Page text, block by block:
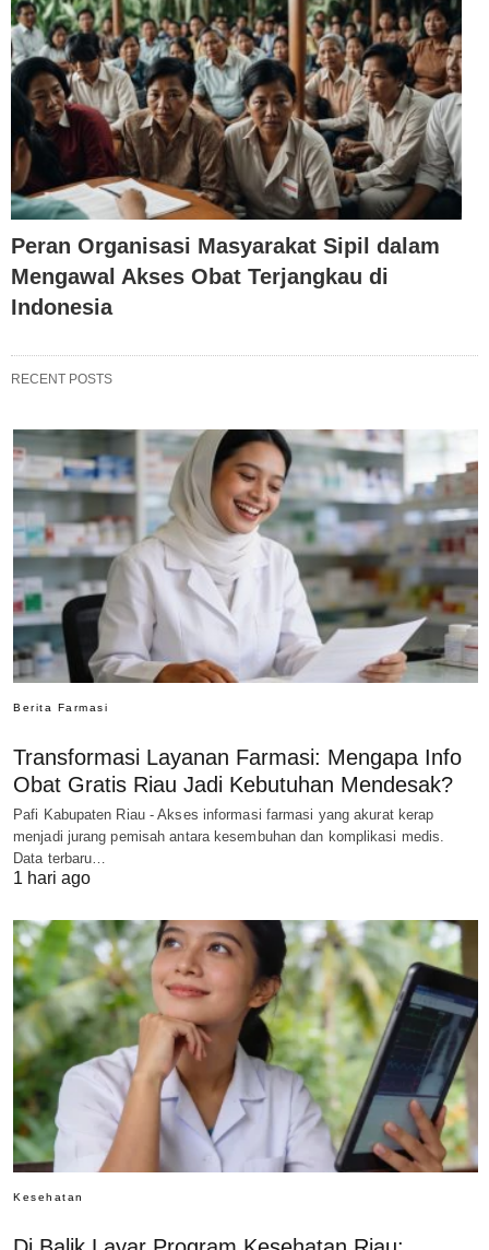
Peran Organisasi Masyarakat Sipil dalam
Mengawal Akses Obat Terjangkau di
Indonesia
RECENT POSTS
Berita Farmasi
Transformasi Layanan Farmasi: Mengapa Info
Obat Gratis Riau Jadi Kebutuhan Mendesak?
Pafi Kabupaten Riau - Akses informasi farmasi yang akurat kerap
menjadi jurang pemisah antara kesembuhan dan komplikasi medis.
Data terbaru…
1 hari ago
Kesehatan